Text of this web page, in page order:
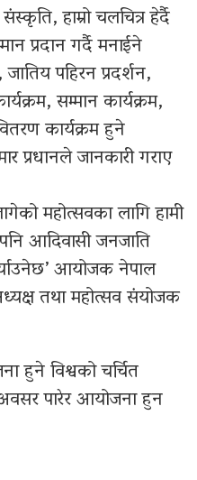
संस्कृति, हाम्रो चलचित्र हेर्दै
प्रदान गर्दै मनाईने
पहिरन प्रदर्शन,
सम्मान कार्यक्रम,
कार्यक्रम हुने
प्रधानले जानकारी गराए
महोत्सवका लागि हामी
आदिवासी जनजाति
आयोजक नेपाल
तथा महोत्सव संयोजक
हुने विश्वको चर्चित
पारेर आयोजना हुन